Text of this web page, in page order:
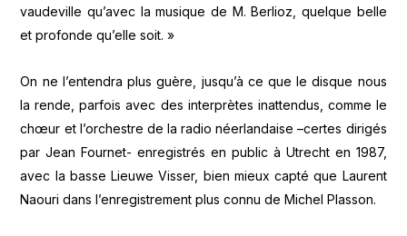
vaudeville qu’avec la musique de M. Berlioz, quelque belle
et profonde qu’elle soit. »
On ne l’entendra plus guère, jusqu’à ce que le disque nous
la rende, parfois avec des interprètes inattendus, comme le
chœur et l’orchestre de la radio néerlandaise –certes dirigés
par Jean Fournet- enregistrés en public à Utrecht en 1987,
avec la basse Lieuwe Visser, bien mieux capté que Laurent
Naouri dans l’enregistrement plus connu de Michel Plasson.